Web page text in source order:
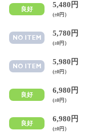
良好
5,480円
(±0円）
NO ITEM
5,780円
(±0円）
NO ITEM
5,980円
(±0円）
良好
6,980円
(±0円）
良好
6,980円
(±0円）